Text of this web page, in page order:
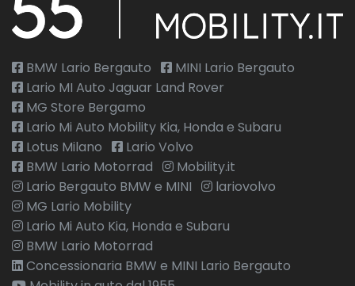
BMW Lario Bergauto
MINI Lario Bergauto
Lario MI Auto Jaguar Land Rover
MG Store Bergamo
Lario Mi Auto Mobility Kia, Honda e Subaru
Lotus Milano
Lario Volvo
BMW Lario Motorrad
Mobility.it
Lario Bergauto BMW e MINI
lariovolvo
MG Lario Mobility
Lario Mi Auto Kia, Honda e Subaru
BMW Lario Motorrad
Concessionaria BMW e MINI Lario Bergauto